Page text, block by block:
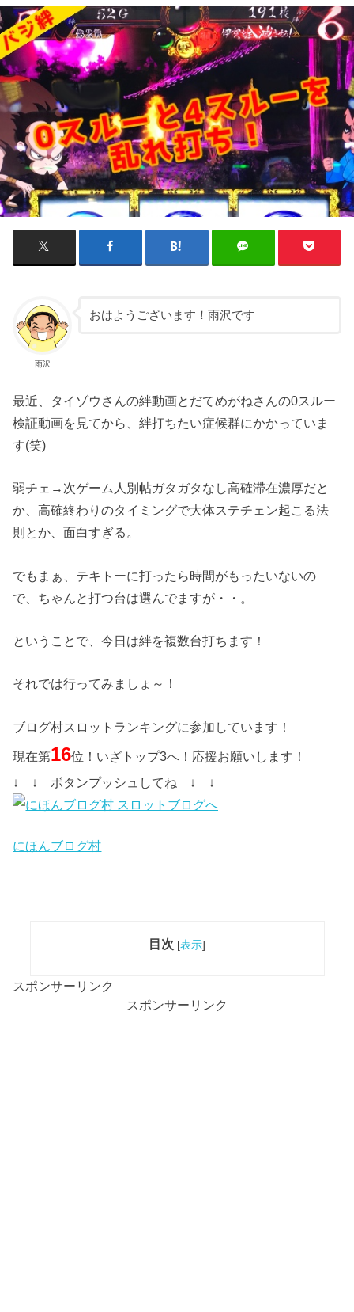
雨沢
おはようございます！雨沢です
最近、タイゾウさんの絆動画とだてめがねさんの0スルー
検証動画を見てから、絆打ちたい症候群にかかっていま
す(笑)
弱チェ→次ゲーム人別帖ガタガタなし高確滞在濃厚だと
か、高確終わりのタイミングで大体ステチェン起こる法
則とか、面白すぎる。
でもまぁ、テキトーに打ったら時間がもったいないの
で、ちゃんと打つ台は選んでますが・・。
ということで、今日は絆を複数台打ちます！
それでは行ってみましょ～！
ブログ村スロットランキングに参加しています！
現在第16位！いざトップ3へ！応援お願いします！
↓ ↓ ボタンプッシュしてね ↓ ↓
にほんブログ村
目次 [表示]
スポンサーリンク
スポンサーリンク